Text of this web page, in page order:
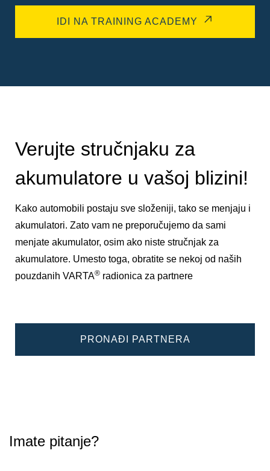
IDI NA TRAINING ACADEMY
Verujte stručnjaku za
akumulatore u vašoj blizini!
Kako automobili postaju sve složeniji, tako se menjaju i
akumulatori. Zato vam ne preporučujemo da sami
menjate akumulator, osim ako niste stručnjak za
akumulatore. Umesto toga, obratite se nekoj od naših
pouzdanih VARTA® radionica za partnere
PRONAĐI PARTNERA
Imate pitanje?